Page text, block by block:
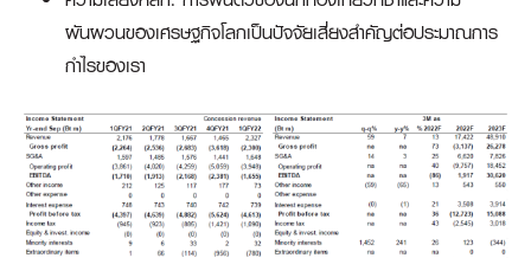
ผันผวนของเศรษฐกิจโลกเป็นปัจจัยเสี่ยงสำคัญต่อประมาณการ
กำไรของเรา